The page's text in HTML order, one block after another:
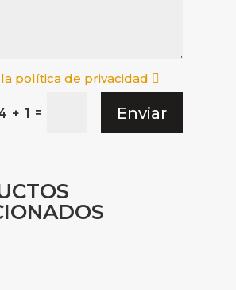
política de privacidad
+ 1 = Enviar